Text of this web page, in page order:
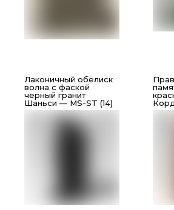
Лаконичный обелиск
волна с фаской
черный гранит
Шаньси — MS-ST (14)